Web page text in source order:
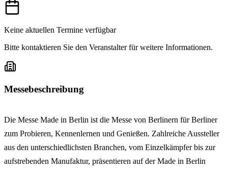
Keine aktuellen Termine verfügbar
Bitte kontaktieren Sie den Veranstalter für weitere Informationen.
Messebeschreibung
Die Messe Made in Berlin ist die Messe von Berlinern für Berliner
zum Probieren, Kennenlernen und Genießen. Zahlreiche Aussteller
aus den unterschiedlichsten Branchen, vom Einzelkämpfer bis zur
aufstrebenden Manufaktur, präsentieren auf der Made in Berlin